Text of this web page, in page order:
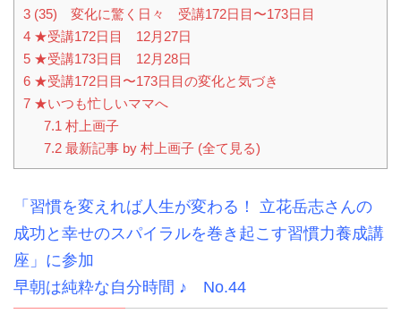
3 (35) 変化に驚く日々 受講172日目〜173日目
4 ★受講172日目 12月27日
5 ★受講173日目 12月28日
6 ★受講172日目〜173日目の変化と気づき
7 ★いつも忙しいママへ
7.1 村上画子
7.2最新記事 by 村上画子 (全て見る)
「習慣を変えれば人生が変わる！ 立花岳志さんの
成功と幸せのスパイラルを巻き起こす習慣力養成講
座」に参加
早朝は純粋な自分時間 ♪ No.44